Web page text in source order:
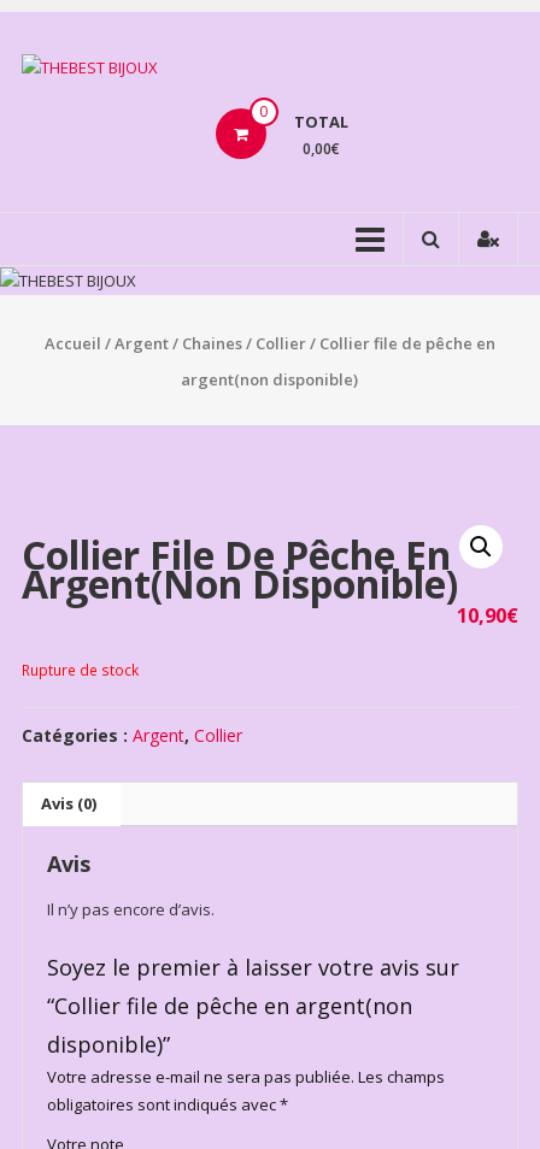
Aller
contenu
BIJOUX
0 TOTAL
0,00€
Accueil /Argent/ Chaines/ Collier/ Collier file de pêche en
argent(non disponible)
Collier File De Pêche En
Argent(non Disponible)
10,90€
Rupture de stock
Catégories : Argent, Collier
Avis (0)
Avis
Il n’y pas encore d’avis.
Soyez le premier à laisser votre avis sur
“Collier file de pêche en argent(non
disponible)”
Votre adresse e-mail ne sera pas publiée. Les champs
obligatoires sont indiqués avec*
Votre note